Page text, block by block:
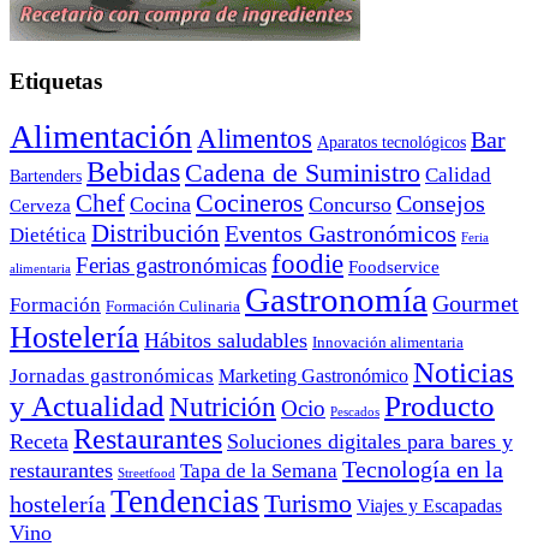
Etiquetas
Alimentación Alimentos Aparatos tecnológicos Bar
Bartenders Bebidas Cadena de Suministro Calidad
Cerveza Chef Cocina Cocineros Concurso Consejos
Dietética Distribución Eventos Gastronómicos Feria
alimentaria Ferias gastronómicasfoodie Foodservice
Formación Formación Culinaria Gastronomía Gourmet
Hostelería Hábitos saludables Innovación alimentaria
Jornadas gastronómicas Marketing Gastronómico Noticias
y Actualidad Nutrición Ocio Pescados Producto
Receta Restaurantes Soluciones digitales para bares y
restaurantes Streetfood Tapa de la Semana Tecnología en la
hostelería Tendencias Turismo Viajes y Escapadas
Vino